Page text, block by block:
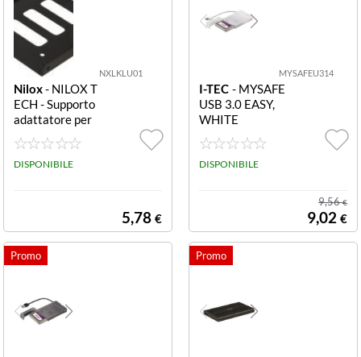
NXLKLU01
Nilox- NILOX T
ECH - Supporto
adattatore per
montare un Har
d Disk o SDD da
2,5" in allog AD
DISPONIBILE
5,78 €
MYSAFEU314
I-TEC - MYSAFE
USB 3.0 EASY,
WHITE
DISPONIBILE
9,56€
9,02 €